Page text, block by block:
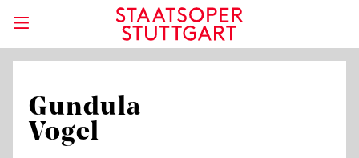
Gundula
Vogel